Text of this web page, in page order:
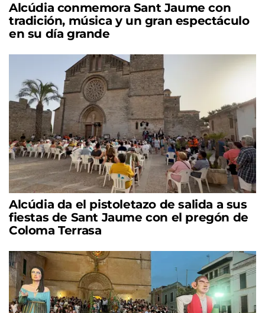
Alcúdia conmemora Sant Jaume con
tradición, música y un gran espectáculo
en su día grande
Alcúdia da el pistoletazo de salida a sus
fiestas de Sant Jaume con el pregón de
Coloma Terrasa